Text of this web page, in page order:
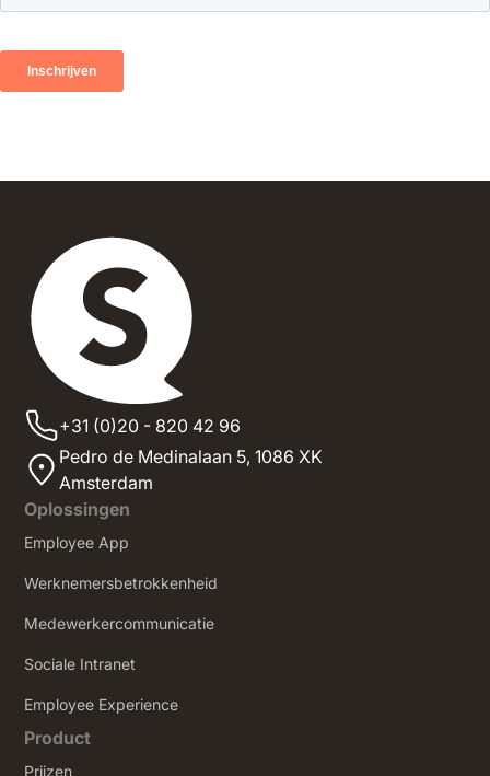
+31 (0)20 - 820 42 96
Pedro de Medinalaan 5,1086 XK
Amsterdam
Oplossingen
Employee App
Werknemersbetrokkenheid
Medewerkercommunicatie
Sociale Intranet
‍Employee Experience
Product
Prijzen